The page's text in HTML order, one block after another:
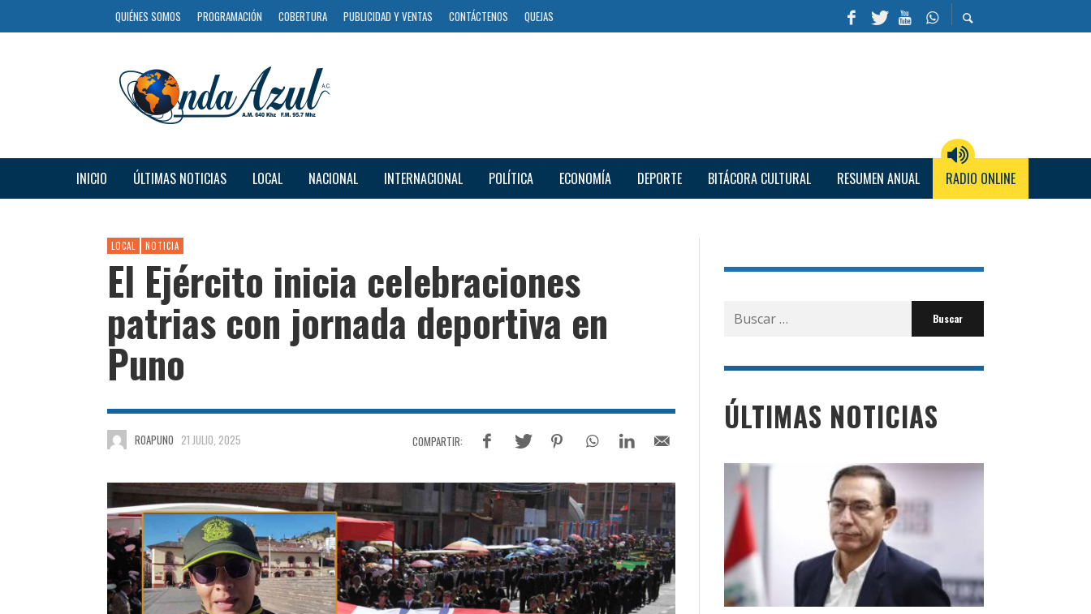
QUIÉNES SOMOS PROGRAMACIÓN COBERTURA PUBLICIDAD Y VENTAS CONTÁCTENOS QUEJAS
INICIO ÚLTIMAS NOTICIAS LOCAL NACIONAL INTERNACIONAL POLÍTICA ECONOMÍA DEPORTE BITÁCORA CULTURAL RESUMEN ANUAL RADIO ONLINE
LOCAL NOTICIA
El Ejército inicia celebraciones
patrias con jornada deportiva en
Puno
ROAPUNO 21 JULIO, 2025
Buscar
por:
ÚLTIMAS NOTICIAS